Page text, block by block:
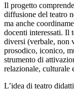
Il progetto
diffusione del teatro
ma anche
docenti interessati. Il
diversi (verbale, non
prosodico, iconico,
strumento di
relazionale, culturale
L’idea di teatro